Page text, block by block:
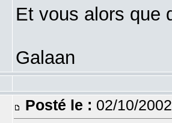
Et vous alors que
Galaan
Posté le : 02/10/